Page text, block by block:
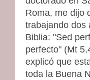
Roma, me dijo
trabajando dos
Biblia: "Sed
perfecto" (Mt
explicó que
toda la Buena